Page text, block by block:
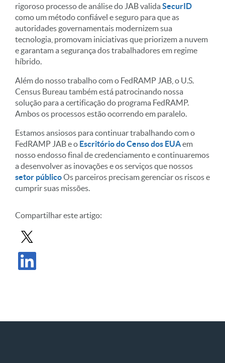
rigoroso processo de análise do JAB valida SecurID
como um método confiável e seguro para que as
autoridades governamentais modernizem sua
tecnologia, promovam iniciativas que priorizem a nuvem
e garantam a segurança dos trabalhadores em regime
híbrido.
Além do nosso trabalho com o FedRAMP JAB, o U.S.
Census Bureau também está patrocinando nossa
solução para a certificação do programa FedRAMP.
Ambos os processos estão ocorrendo em paralelo.
Estamos ansiosos para continuar trabalhando com o
FedRAMP JAB e o Escritório do Censo dos EUAem
nosso endosso final de credenciamento e continuaremos
a desenvolver as inovações e os serviços que nossos
setor públicoOs parceiros precisam gerenciar os riscos e
cumprir suas missões.
Compartilhar este artigo:
Compartilhar postagem no X